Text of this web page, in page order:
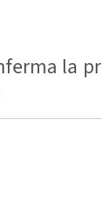
la